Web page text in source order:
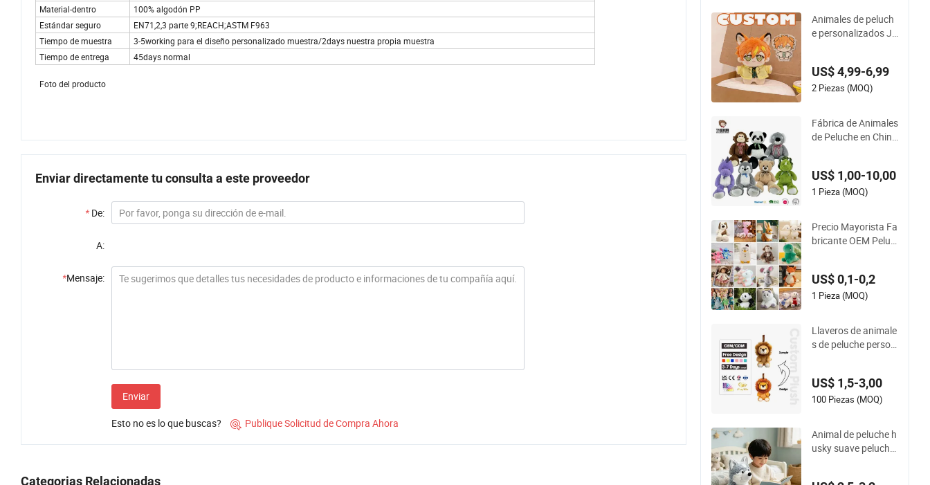
Material-dentro
100% algodón PP
Estándar seguro
EN71,2,3 parte 9;REACH;ASTM F963
Tiempo de muestra
3-5working para el diseño personalizado muestra/2days nuestra propia muestra
Tiempo de entrega
45days normal
Foto del producto
Enviar directamente tu consulta a este proveedor
* De:
A:
*Mensaje:
Enviar
Esto no es lo que buscas?  Publique Solicitud de Compra Ahora
Categorias Relacionadas
Animales de peluch
e personalizados Ju
promocional Juguet
e de animal suave p
a corporativa perso
nalizada
US$ 4,99-6,99
2 Piezas (MOQ)
Fábrica de Animales
de Peluche en China
Popular Lujo Suave
Mascota Dinosaurio
e de Peluche Oso de
Peluche para Bebé
US$ 1,00-10,00
1 Pieza (MOQ)
Precio Mayorista Fa
bricante OEM Peluc
es Juguetes CE/En7
1/ASTM/Cpsia/CP
onalizado Fábrica d
e Animales de Peluc
US$ 0,1-0,2
1 Pieza (MOQ)
Llaveros de animale
s de peluche person
león
US$ 1,5-3,00
100 Piezas (MOQ)
Animal de peluche h
usky suave peluche